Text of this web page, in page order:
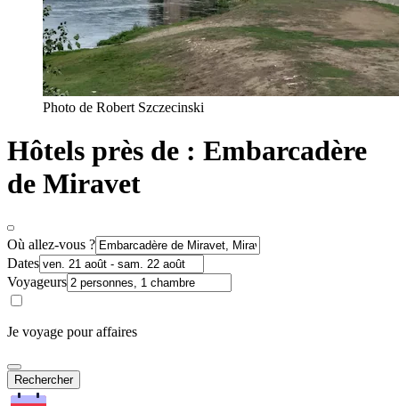
Photo de Robert Szczecinski
Hôtels près de : Embarcadère
de Miravet
Où allez-vous ?
Dates
Voyageurs
Je voyage pour affaires
Rechercher